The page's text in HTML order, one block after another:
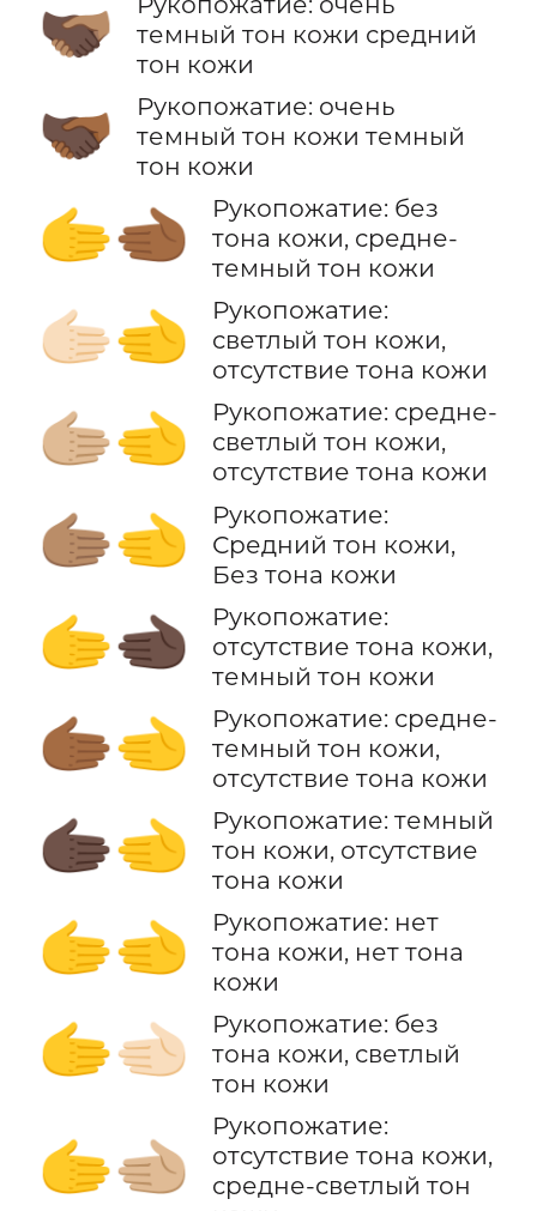
🫱🏿‍🫲🏽
темный тон кожи средний
тон кожи
🫱🏿‍🫲🏾
Рукопожатие: очень
темный тон кожи темный
тон кожи
🫱‍🫲🏾
Рукопожатие: без
тона кожи, средне-
темный тон кожи
🫱🏻‍🫲
Рукопожатие:
светлый тон кожи,
отсутствие тона кожи
🫱🏼‍🫲
Рукопожатие: средне-
светлый тон кожи,
отсутствие тона кожи
🫱🏽‍🫲
Рукопожатие:
Средний тон кожи,
Без тона кожи
🫱‍🫲🏿
Рукопожатие:
отсутствие тона кожи,
темный тон кожи
🫱🏾‍🫲
Рукопожатие: средне-
темный тон кожи,
отсутствие тона кожи
🫱🏿‍🫲
Рукопожатие: темный
тон кожи, отсутствие
тона кожи
🫱‍🫲
Рукопожатие: нет
тона кожи, нет тона
кожи
🫱‍🫲🏻
Рукопожатие: без
тона кожи, светлый
тон кожи
🫱‍🫲🏼
Рукопожатие:
отсутствие тона кожи,
средне-светлый тон